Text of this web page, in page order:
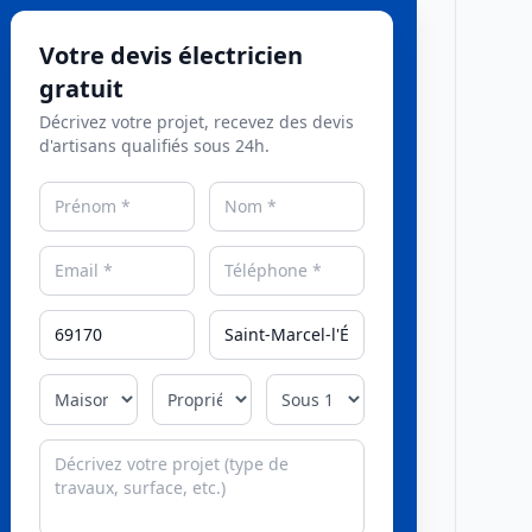
Votre devis électricien
gratuit
Décrivez votre projet, recevez des devis
d'artisans qualifiés sous 24h.